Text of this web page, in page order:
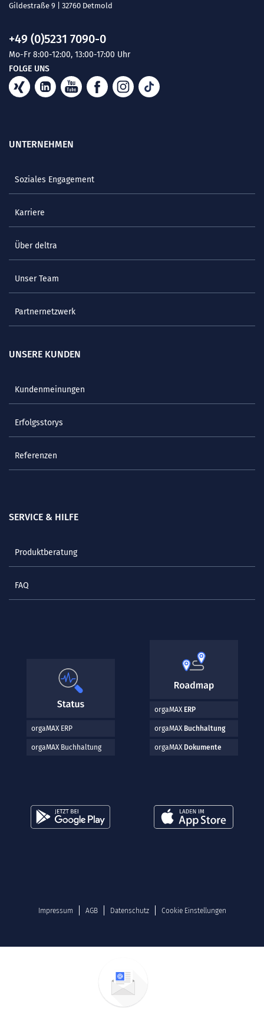
Gildestraße 9 | 32760 Detmold
+49 (0)5231 7090-0
Mo-Fr 8:00-12:00, 13:00-17:00 Uhr
FOLGE UNS
UNTERNEHMEN
Soziales Engagement
Karriere
Über deltra
Unser Team
Partnernetzwerk
UNSERE KUNDEN
Kundenmeinungen
Erfolgsstorys
Referenzen
SERVICE & HILFE
Produktberatung
FAQ
orgaMAX ERP
orgaMAX Buchhaltung
orgaMAX ERP
orgaMAX Buchhaltung
orgaMAX Dokumente
Impressum AGB Datenschutz Cookie Einstellungen